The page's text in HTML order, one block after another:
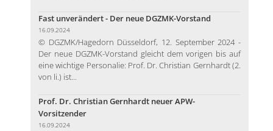
Fast unverändert - Der neue DGZMK-Vorstand
16.09.2024
© DGZMK/Hagedorn Düsseldorf, 12. September 2024 -
Der neue DGZMK-Vorstand gleicht dem vorigen bis auf
eine wichtige Personalie: Prof. Dr. Christian Gernhardt (2.
von li.) ist...
Prof. Dr. Christian Gernhardt neuer APW-
Vorsitzender
16.09.2024